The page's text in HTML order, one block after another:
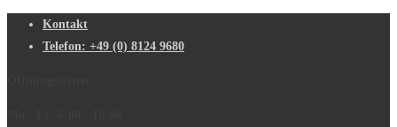
Kontakt
Telefon: +49 (0) 8124 9680